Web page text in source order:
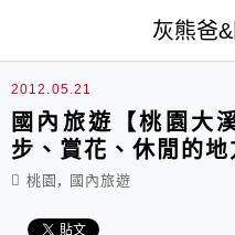
灰熊爸
2012.05.21
國內旅遊【桃園大
步、賞花、休閒的地
桃園 , 國內旅遊